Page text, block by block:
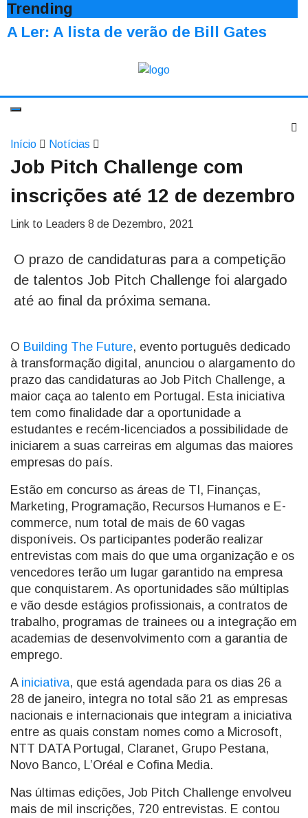
Trending
A Ler: A lista de verão de Bill Gates
Início Notícias
Job Pitch Challenge com
inscrições até 12 de dezembro
Link to Leaders 8 de Dezembro, 2021
O prazo de candidaturas para a competição
de talentos Job Pitch Challenge foi alargado
até ao final da próxima semana.
O Building The Future, evento português dedicado
à transformação digital, anunciou o alargamento do
prazo das candidaturas ao Job Pitch Challenge, a
maior caça ao talento em Portugal. Esta iniciativa
tem como finalidade dar a oportunidade a
estudantes e recém-licenciados a possibilidade de
iniciarem a suas carreiras em algumas das maiores
empresas do país.
Estão em concurso as áreas de TI, Finanças,
Marketing, Programação, Recursos Humanos e E-
commerce, num total de mais de 60 vagas
disponíveis. Os participantes poderão realizar
entrevistas com mais do que uma organização e os
vencedores terão um lugar garantido na empresa
que conquistarem. As oportunidades são múltiplas
e vão desde estágios profissionais, a contratos de
trabalho, programas de trainees ou a integração em
academias de desenvolvimento com a garantia de
emprego.
A iniciativa, que está agendada para os dias 26 a
28 de janeiro, integra no total são 21 as empresas
nacionais e internacionais que integram a iniciativa
entre as quais constam nomes como a Microsoft,
NTT DATA Portugal, Claranet, Grupo Pestana,
Novo Banco, L’Oréal e Cofina Media.
Nas últimas edições, Job Pitch Challenge envolveu
mais de mil inscrições, 720 entrevistas. E contou